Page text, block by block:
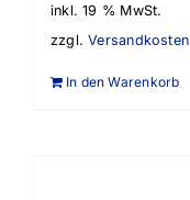
inkl. 19 % MwSt.
zzgl.Versandkosten
In den Warenkorb